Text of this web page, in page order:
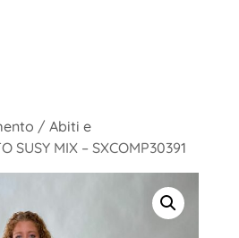
/ Abiti e
SUSY MIX – SXCOMP30391